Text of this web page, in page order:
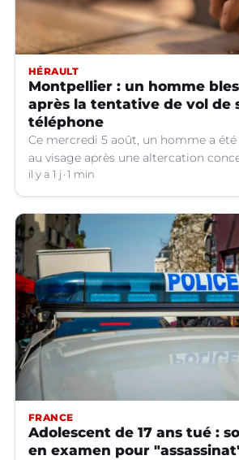
HÉRAULT
Montpellier : un homme
après la tentative de vol de
téléphone
Ce mercredi 5 août, un homme a été
au visage après une altercation
téléphone portable à Montpellier
il y a 1 j 1 min
FRANCE
Adolescent de 17 ans tué :
en examen pour